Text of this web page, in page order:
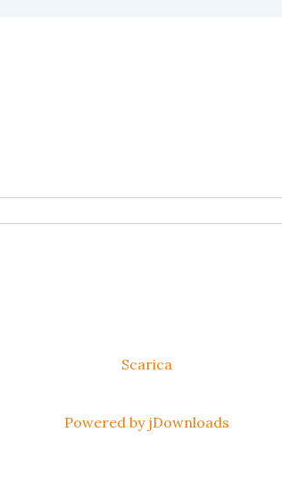
Scarica
Powered by jDownloads